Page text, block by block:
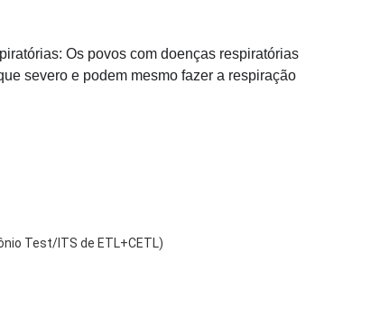
Os povos com doenças respiratórias
severo e podem mesmo fazer a respiração
Test/ITS de ETL+CETL)